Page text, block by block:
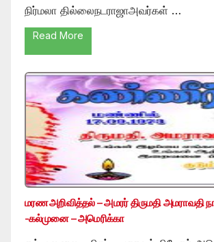
நிர்மலா தில்லைநடராஜாஅவர்கள் …
Read More
மரண அறிவித்தல் – அமரர் திருமதி அமராவதி
-கல்முனை – அமெரிக்கா